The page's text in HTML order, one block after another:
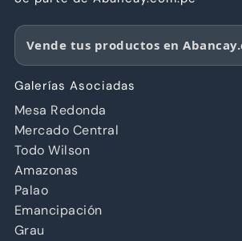
Vende tus productos en
Galerías Asociadas
Mesa Redonda
Mercado Central
Todo Wilson
Amazonas
Palao
Emancipación
Grau